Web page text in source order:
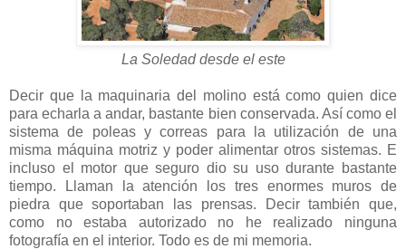
La Soledad desde el este
Decir que la maquinaria del molino está como quien dice
para echarla a andar, bastante bien conservada. Así como el
sistema de poleas y correas para la utilización de una
misma máquina motriz y poder alimentar otros sistemas. E
incluso el motor que seguro dio su uso durante bastante
tiempo. Llaman la atención los tres enormes muros de
piedra que soportaban las prensas. Decir también que,
como no estaba autorizado no he realizado ninguna
fotografía en el interior. Todo es de mi memoria.